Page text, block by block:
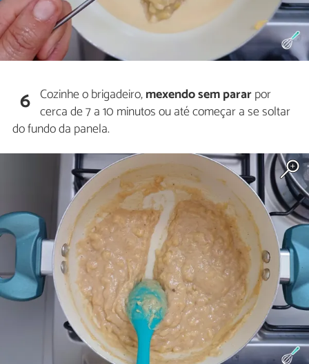
6 Cozinhe o brigadeiro,mexendo sem pararpor
cerca de 7 a 10 minutos ou até começar a se soltar
do fundo da panela.